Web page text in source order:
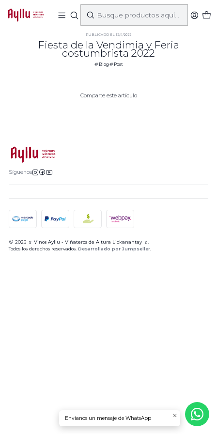
PUBLICADO EL 12/4/2022
Fiesta de la Vendimia y Feria
costumbrista 2022
Blog Post
Comparte este artículo
Síguenos
2026 🍷 Vinos Ayllu - Viñateros de Altura Lickanantay 🍷.
Todos los derechos reservados. Desarrollado por Jumpseller
Envíanos un mensaje de WhatsApp